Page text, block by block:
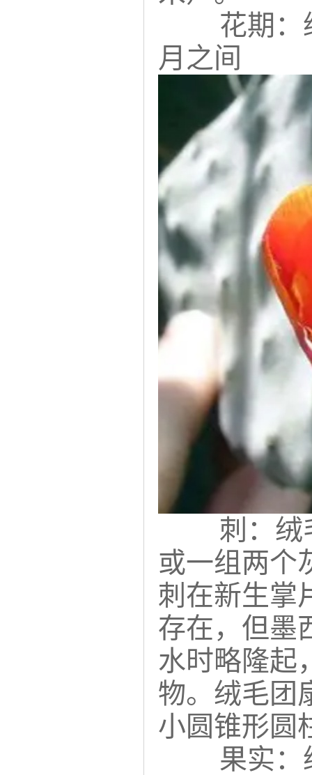
花期：
月之间
刺： 绒
或一组两个
刺在新生掌
存在，但墨
水时略隆起
物。 绒毛团
小圆锥形圆
果实：